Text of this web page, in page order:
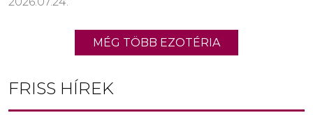
MÉG TÖBB EZOTÉRIA
FRISS HÍREK